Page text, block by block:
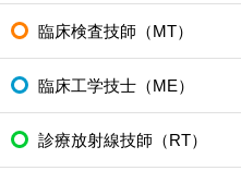
臨床検査技師（MT）
臨床工学技士（ME）
診療放射線技師（RT）